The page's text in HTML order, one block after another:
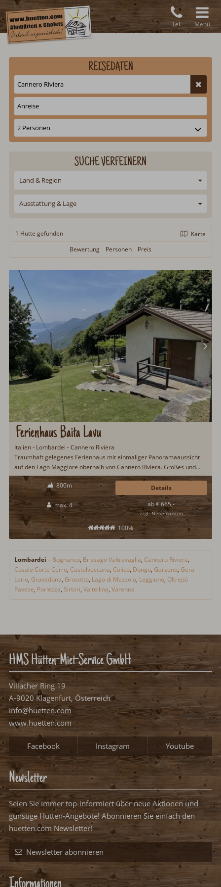
Tel. Menü
REISEDATEN
SUCHE VERFEINERN
Land & Region
Ausstattung & Lage
1 Hütte gefunden
Karte
Bewertung
Personen Preis
Ferienhaus Baita Lavu
Italien - Lombardei - Cannero Riviera
Traumhaft gelegenes Ferienhaus mit einmaliger Panoramaaussicht
auf den Lago Maggiore oberhalb von Cannero Riviera. Großes und
umzäuntes Grundstück mit absoluter Privatsphäre. Schlafplätze für
vier Urlaubsgäste und gerne auch ein Hund. Nach Cannero Riviera
sind es rund 7,5km...
800m
max. 4
100%
ab € 665,-
zzgl. Nebenkosten
Details
Lombardei – Bognanco, Brissago Valtravaglia, Cannero Riviera,
Casale Corte Cerro, Castelveccana, Colico, Dongo, Garzeno, Gera
Lario, Gravedona, Grosotto, Lago di Mezzola, Leggiuno, Oltrepò
Pavese, Porlezza, Sirtori, Valtellina, Varenna
HMS Hütten-Miet-Service GmbH
Villacher Ring 19
A-9020 Klagenfurt, Österreich
info@huetten.com
www.huetten.com
Facebook Instagram Youtube
Newsletter
Seien Sie Immer top-informiert über neue Aktionen und
günstige Hütten-Angebote! Abonnieren Sie einfach den
huetten.com Newsletter!
Newsletter abonnieren